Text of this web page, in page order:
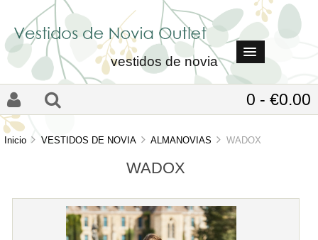
vestidos de novia
0 - €0.00
Inicio VESTIDOS DE NOVIA ALMANOVIAS WADOX
WADOX